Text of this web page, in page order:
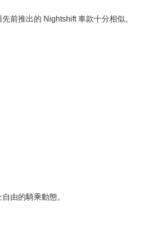
前推出的 Nightshift 車款十分相似。
由的騎乘動態。